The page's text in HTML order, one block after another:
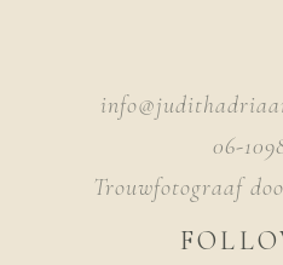
06-
Trouwfotograaf